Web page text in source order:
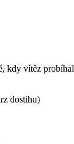
kdy vítěz probíhal
dostihu)